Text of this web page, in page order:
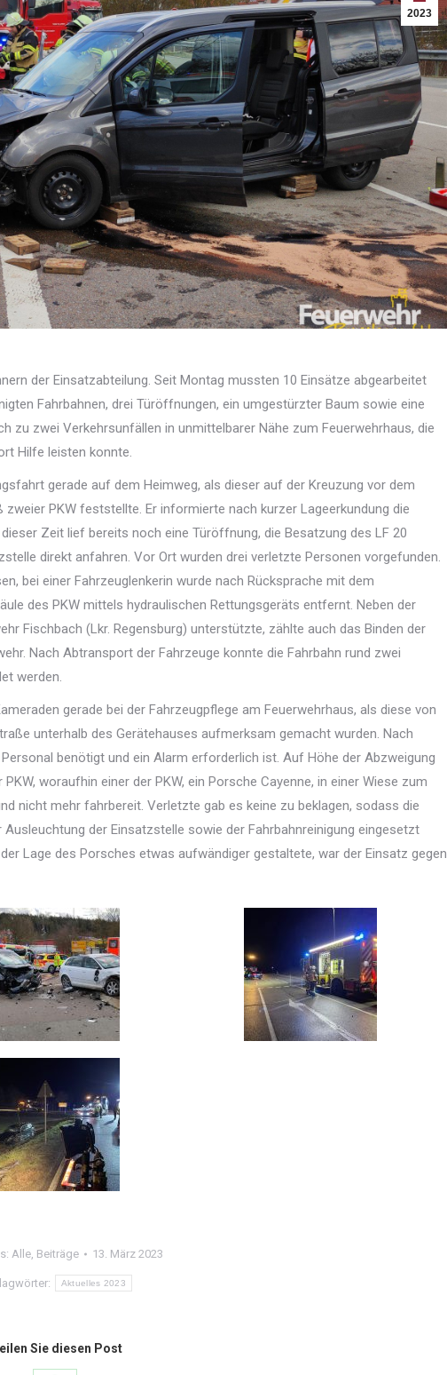
2023
der Einsatzabteilung. Seit Montag mussten 10 Einsätze abgearbeitet
Fahrbahnen, drei Türöffnungen, ein umgestürzter Baum sowie eine
zu zwei Verkehrsunfällen in unmittelbarer Nähe zum Feuerwehrhaus, die
Hilfe leisten konnte.
gerade auf dem Heimweg, als dieser auf der Kreuzung vor dem
PKW feststellte. Er informierte nach kurzer Lageerkundung die
Zeit lief bereits noch eine Türöffnung, die Besatzung des LF 20
direkt anfahren. Vor Ort wurden drei verletzte Personen vorgefunden.
bei einer Fahrzeuglenkerin wurde nach Rücksprache mit dem
des PKW mittels hydraulischen Rettungsgeräts entfernt. Neben der
Fischbach (Lkr. Regensburg) unterstützte, zählte auch das Binden der
Nach Abtransport der Fahrzeuge konnte die Fahrbahn rund zwei
werden.
gerade bei der Fahrzeugpflege am Feuerwehrhaus, als diese von
unterhalb des Gerätehauses aufmerksam gemacht wurden. Nach
benötigt und ein Alarm erforderlich ist. Auf Höhe der Abzweigung
woraufhin einer der PKW, ein Porsche Cayenne, in einer Wiese zum
nicht mehr fahrbereit. Verletzte gab es keine zu beklagen, sodass die
der Einsatzstelle sowie der Fahrbahnreinigung eingesetzt
Lage des Porsches etwas aufwändiger gestaltete, war der Einsatz gegen
Alle, Beiträge 13. März 2023
Aktuelles 2023
Sie diesen Post